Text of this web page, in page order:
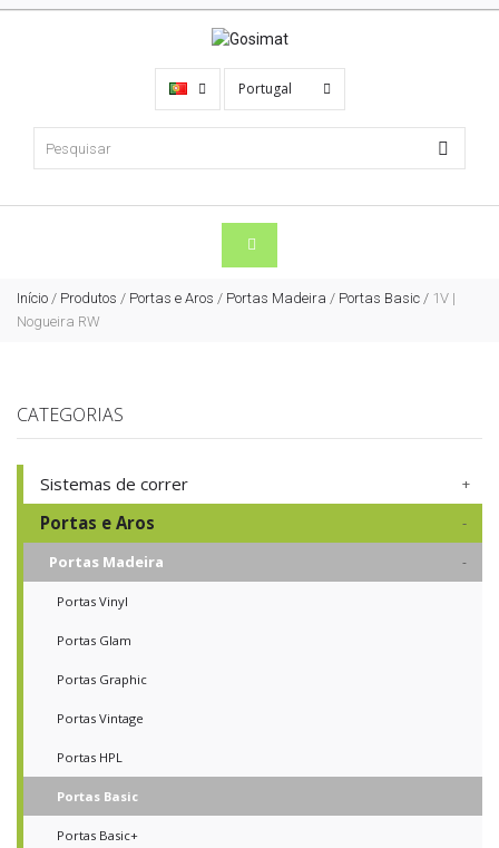
Portugal
Início / Produtos / Portas e Aros / Portas Madeira / Portas Basic / 1V |
Nogueira RW
CATEGORIAS
Sistemas de correr
Portas e Aros
Portas Madeira
Portas Vinyl
Portas Glam
Portas Graphic
Portas Vintage
Portas HPL
Portas Basic
Portas Basic+